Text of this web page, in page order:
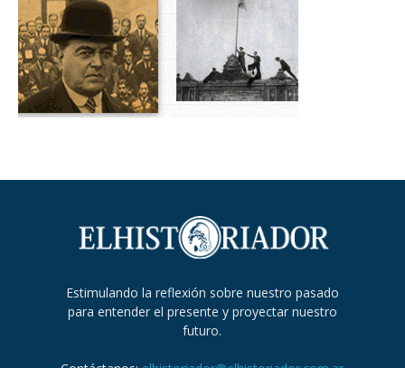
Estimulando la reflexión sobre nuestro pasado
para entender el presente y proyectar nuestro
futuro.